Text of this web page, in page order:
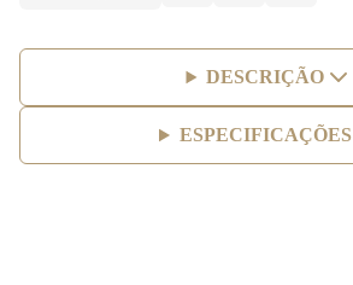
DESCRIÇÃO
ESPECIFICAÇÕES